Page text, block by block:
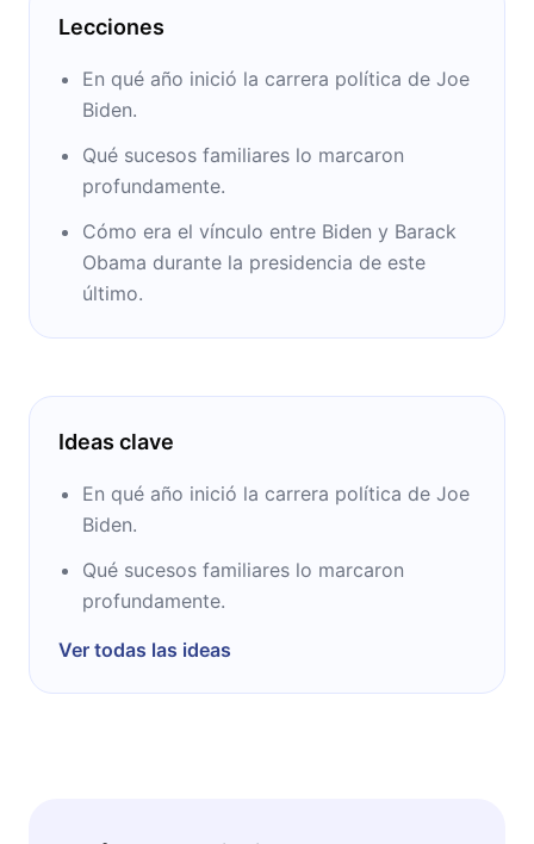
ganó el Premio Nacional al Libro en la
Lecciones
En qué año inició la carrera política de Joe
Biden.
Qué sucesos familiares lo marcaron
profundamente.
Cómo era el vínculo entre Biden y Barack
Obama durante la presidencia de este
último.
Ideas clave
En qué año inició la carrera política de Joe
Biden.
Qué sucesos familiares lo marcaron
profundamente.
Ver todas las ideas